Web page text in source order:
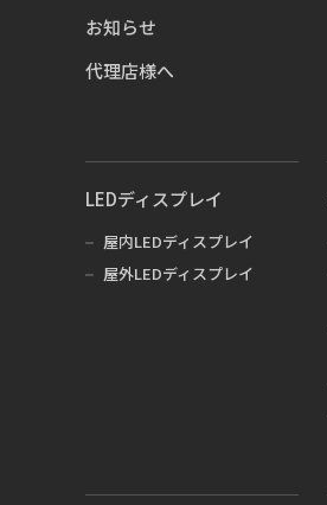
お知らせ
代理店様へ
LEDディスプレイ
屋内LEDディスプレイ
屋外LEDディスプレイ